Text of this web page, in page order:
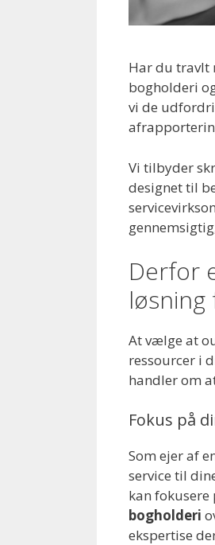
Har du travlt
bogholderi
vi de
Vi tilbyder
designet til
Derfor
At vælge at
ressourcer i
handler om
Fokus på
Som ejer af
service til
kan
bogholderi
ekspertise